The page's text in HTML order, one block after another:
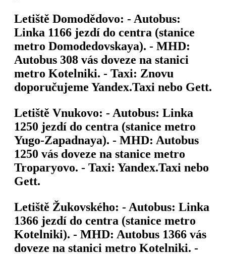
Letiště Domodědovo: - Autobus:
Linka 1166 jezdí do centra (stanice
metro Domodedovskaya). - MHD:
Autobus 308 vás doveze na stanici
metro Kotelniki. - Taxi: Znovu
doporučujeme Yandex.Taxi nebo Gett.
Letiště Vnukovo: - Autobus: Linka
1250 jezdí do centra (stanice metro
Yugo-Zapadnaya). - MHD: Autobus
1250 vás doveze na stanice metro
Troparyovo. - Taxi: Yandex.Taxi nebo
Gett.
Letiště Žukovského: - Autobus: Linka
1366 jezdí do centra (stanice metro
Kotelniki). - MHD: Autobus 1366 vás
doveze na stanici metro Kotelniki. -